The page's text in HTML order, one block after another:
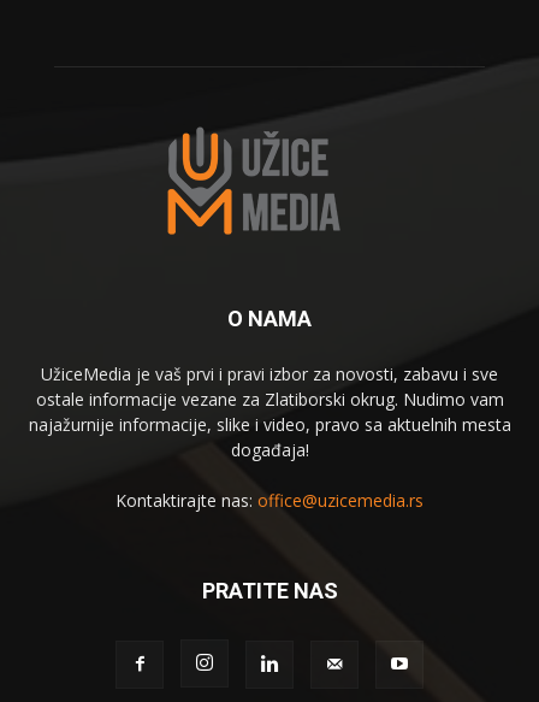
O NAMA
UžiceMedia je vaš prvi i pravi izbor za novosti, zabavu i sve
ostale informacije vezane za Zlatiborski okrug. Nudimo vam
najažurnije informacije, slike i video, pravo sa aktuelnih mesta
događaja!
Kontaktirajte nas: office@uzicemedia.rs
PRATITE NAS